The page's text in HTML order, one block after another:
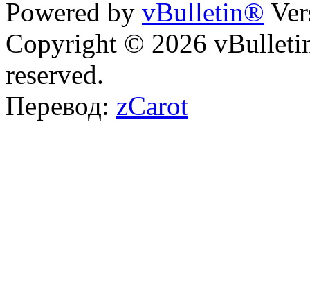
Powered by vBulletin®
Copyright © 2026
reserved.
Перевод: zCarot